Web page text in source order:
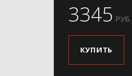
3345 РУБ.
КУПИТЬ